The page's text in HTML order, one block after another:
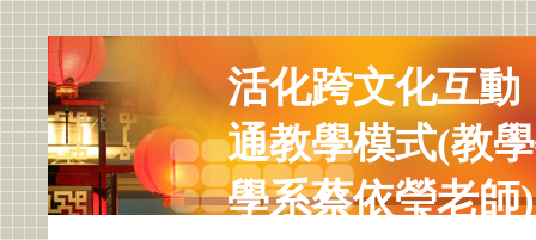
活化跨文化互動
通教學模式(教
學系蔡依瑩老師)